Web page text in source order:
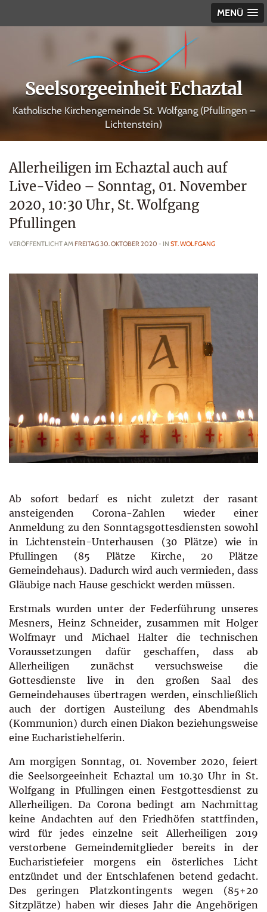
MENÜ
Seelsorgeeinheit Echaztal
Katholische Kirchengemeinde St. Wolfgang (Pfullingen –
Lichtenstein)
Allerheiligen im Echaztal auch auf
Live-Video – Sonntag, 01. November
2020, 10:30 Uhr, St. Wolfgang
Pfullingen
VERÖFFENTLICHT AM FREITAG 30. OKTOBER 2020 - IN ST. WOLFGANG
Ab sofort bedarf es nicht zuletzt der rasant
ansteigenden Corona-Zahlen wieder einer
Anmeldung zu den Sonntagsgottesdiensten sowohl
in Lichtenstein-Unterhausen (30 Plätze) wie in
Pfullingen (85 Plätze Kirche, 20 Plätze
Gemeindehaus). Dadurch wird auch vermieden, dass
Gläubige nach Hause geschickt werden müssen.
Erstmals wurden unter der Federführung unseres
Mesners, Heinz Schneider, zusammen mit Holger
Wolfmayr und Michael Halter die technischen
Voraussetzungen dafür geschaffen, dass ab
Allerheiligen zunächst versuchsweise die
Gottesdienste live in den großen Saal des
Gemeindehauses übertragen werden, einschließlich
auch der dortigen Austeilung des Abendmahls
(Kommunion) durch einen Diakon beziehungsweise
eine Eucharistiehelferin.
Am morgigen Sonntag, 01. November 2020, feiert
die Seelsorgeeinheit Echaztal um 10.30 Uhr in St.
Wolfgang in Pfullingen einen Festgottesdienst zu
Allerheiligen. Da Corona bedingt am Nachmittag
keine Andachten auf den Friedhöfen stattfinden,
wird für jedes einzelne seit Allerheiligen 2019
verstorbene Gemeindemitglieder bereits in der
Eucharistiefeier morgens ein österliches Licht
entzündet und der Entschlafenen betend gedacht.
Des geringen Platzkontingents wegen (85+20
Sitzplätze) haben wir dieses Jahr die Angehörigen